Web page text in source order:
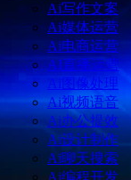
Ai写作文案
Ai媒体运营
Ai电商运营
AI直播运营
Ai图像处理
Ai视频语音
Ai办公提效
Ai设计制作
Ai聊天搜索
Ai编程开发